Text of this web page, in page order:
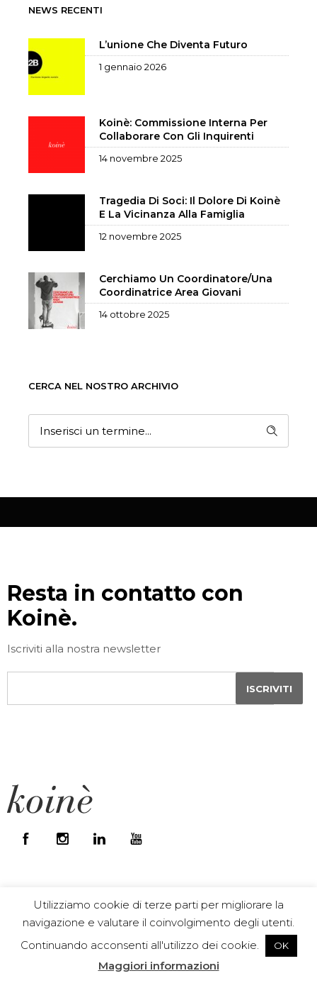
NEWS RECENTI
L’unione Che Diventa Futuro
1 gennaio 2026
Koinè: Commissione Interna Per
Collaborare Con Gli Inquirenti
14 novembre 2025
Tragedia Di Soci: Il Dolore Di Koinè
E La Vicinanza Alla Famiglia
12 novembre 2025
Cerchiamo Un Coordinatore/una
Coordinatrice Area Giovani
14 ottobre 2025
CERCA NEL NOSTRO ARCHIVIO
Resta in contatto con
Koinè.
Iscriviti alla nostra newsletter
UTILITÀ
Lavora con noi
Utilizziamo cookie di terze parti per migliorare la
navigazione e valutare il coinvolgimento degli utenti.
Continuando acconsenti all'utilizzo dei cookie.
OK
Maggiori informazioni